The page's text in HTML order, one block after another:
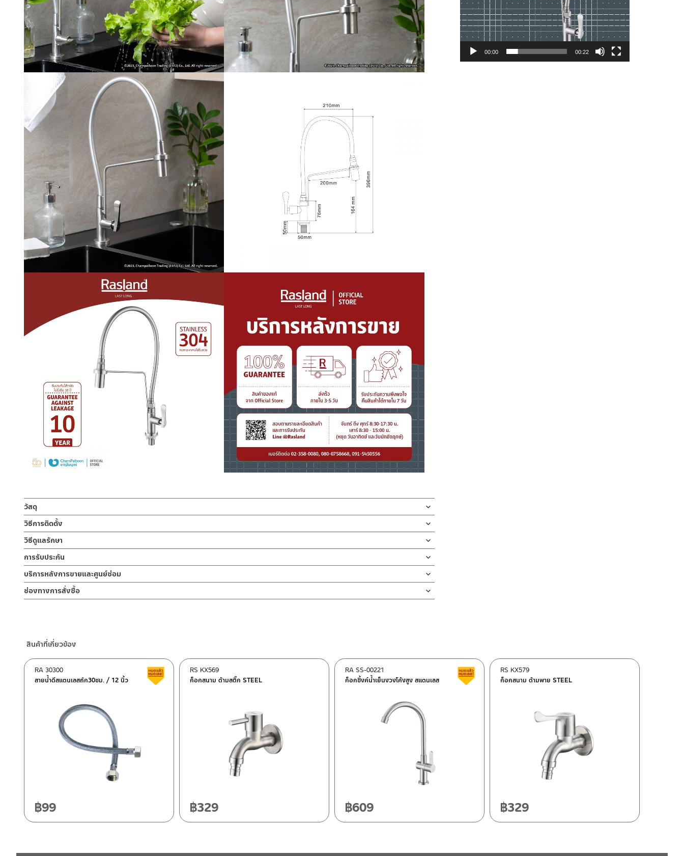
00:00 00:22
วัสดุ
วัสดุสแตนเลส เกรด 304
วิธีการติดตั้ง
ข้อแนะนำในการติดตั้ง
สำหรับการติดตั้งใหม่ ให้ไล่ฝุ่น เศษทราย เศษท่อ ออกจากท่อน้ำก่อนติดตั้งสินค้า โดยปล่อยน้ำให้ไหลออกจากท่อนาน 1 นาที
เพื่อให้แรงน้ำพัดพาเศษละอองต่างๆ ออกจากท่อน้ำ มิเช่นนั้นสิ่งสกปรกจะเข้าไปภายในสินค้าและสร้างความเสียหายได้
หากตรวจพบเศษละอองต่างๆในสินค้า จะไม่อยู่ในเงื่อนไขการรับประกัน
วิธีดูแลรักษา
คำแนะนำในการดูแลรักษาผลิตภัณฑ์
1. ไม่ทำสินค้าให้เกิดความเสียหายอื่น ๆ นอกจากการใช้งานปกติ เช่นไม่ทำตก ไม่งัดหรือโยกสินค้าแรงๆ
2. ทำความสะอาดสินค้าโดยการใช้ผ้านุ่มๆชุบน้ำหมาดๆแล้วเช็ดให้แห้ง
3. ห้ามใช้สารเคมีที่มีฤทธิ์เป็นกรด ในการทำความสะอาด เนื่องจากผิวของสินค้าจะเสียหายได้
4. ห้ามใช้แปรง วัสดุแข็ง หยาบ ห้ามใช้ฝอยขัดทำความสะอาด ขัดหรือถู บนตัวสินค้า ซึ่งจะสร้างความเสียหายให้เกิดขึ้นกับผิวของสินค้าได้
การรับประกัน
รับประกันไส้วาล์วน้ำไม่รั่วซึม 10 ปี
บริการหลังการขายและศูนย์ซ่อม
ช่องทางออนไลน์
– Email: contact@charnpaiboon.com
ศูนย์บริการและอะไหล่ กรุงเทพฯ
662/61-62 ถนน พระราม3 แขวงบางโพงพาง เขตยานนาวา กรุงเทพฯ 10120
โทร: 02-358-0080 / 080-075-8668 / 091-545-0556
เชียงใหม่
โทร: 080-075-2626
ช่องทางการสั่งซื้อ
– Shopee
–Lazada
– ซื้อสินค้าชิ้นนี้บน Shopee
<<
ซื้อสินค้าชิ้นนี้บน Lazada >>คลิกที่นี่
โทร: 02-285-5795
@charnpaiboon.sales
ติดต่อ ชาญไพบูลย์ / Contact Us
สินค้าที่เกี่ยวข้อง
สายน้ำดีสแตนเลสถัก30ซม. / 12 นิ้ว
RA 30300 สินค้าลดราคา เคลียร์สต็อก
฿99
ก็อกสนาม ด้ามสติ๊ก STEEL
RS KX569
฿329
ก็อกซิ้งค์น้ำเย็นงวงโค้งสูง สแตนเลส
RA SS-00221 สินค้าลดราคา เคลียร์สต็อก
฿609
ก็อกสนาม ด้ามพาย STEEL
RS KX579
฿329